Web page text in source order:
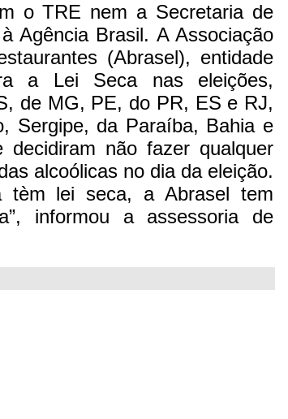
o TRE nem a Secretaria de
Agência Brasil. A Associação
(Abrasel), entidade
a Lei Seca nas eleições,
de MG, PE, do PR, ES e RJ,
Sergipe, da Paraíba, Bahia e
não fazer qualquer
alcoólicas no dia da eleição.
tèm lei seca, a Abrasel tem
informou a assessoria de